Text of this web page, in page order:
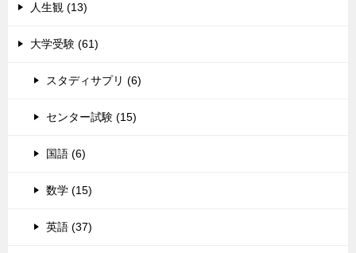
人生観 (13)
大学受験 (61)
スタディサプリ (6)
センター試験 (15)
国語 (6)
数学 (15)
英語 (37)